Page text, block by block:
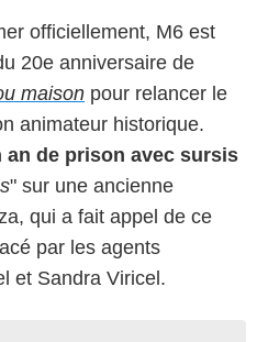
officiellement, M6 est
20e anniversaire de
maison pour relancer le
animateur historique.
an de prison avec sursis
" sur une ancienne
qui a fait appel de ce
par les agents
et Sandra Viricel.